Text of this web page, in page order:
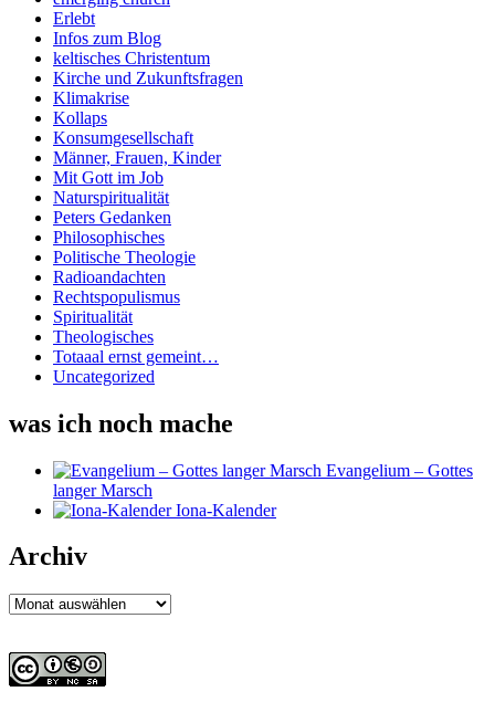
Erlebt
Infos zum Blog
keltisches Christentum
Kirche und Zukunftsfragen
Klimakrise
Kollaps
Konsumgesellschaft
Männer, Frauen, Kinder
Mit Gott im Job
Naturspiritualität
Peters Gedanken
Philosophisches
Politische Theologie
Radioandachten
Rechtspopulismus
Spiritualität
Theologisches
Totaaal ernst gemeint…
Uncategorized
was ich noch mache
Evangelium – Gottes
langer Marsch
Iona-Kalender
Archiv
Archiv